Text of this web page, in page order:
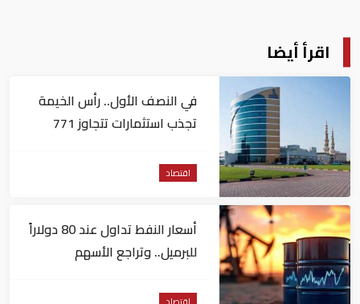
اقرأ أيضا
في النصف الأول.. رأس الخيمة
تجذب استثمارات تتجاوز 771
اقتصاد
أسعار النفط تداول عند 80 دولاراً
للبرميل.. وتراجع الأسهم